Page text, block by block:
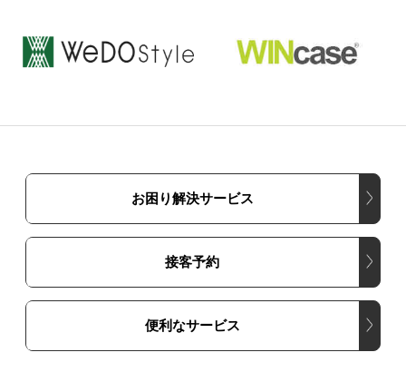
お困り解決サービス
接客予約
便利なサービス